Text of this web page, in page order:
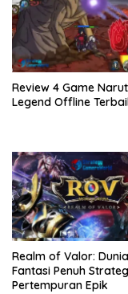
Review 4 Game
Legend Offline
Realm of Valor: Dunia
Fantasi Penuh
Pertempuran Epik